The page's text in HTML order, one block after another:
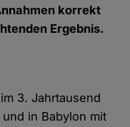
korrekt
Ergebnis.
3. Jahrtausend
in Babylon mit